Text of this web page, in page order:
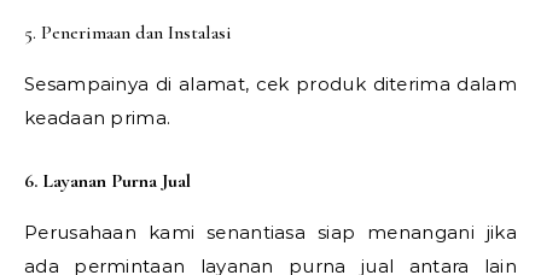
5. Penerimaan dan Instalasi
Sesampainya di alamat, cek produk diterima dalam
keadaan prima.
6. Layanan Purna Jual
Perusahaan kami senantiasa siap menangani jika
ada permintaan layanan purna jual antara lain